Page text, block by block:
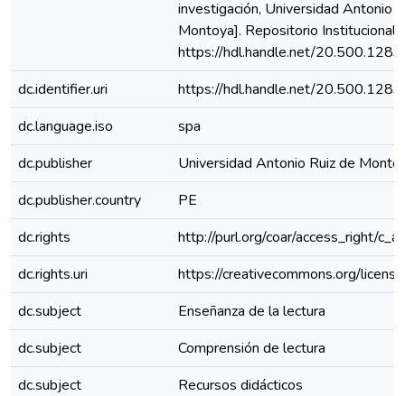
investigación, Universidad Antonio
Montoya]. Repositorio Institucional
https://hdl.handle.net/
dc.identifier.uri
https://hdl.handle.net/
dc.language.iso
spa
dc.publisher
Universidad Antonio Ruiz de
dc.publisher.country
PE
dc.rights
http://purl.org/coar/access_right/
dc.rights.uri
https://creativecommons.org/
dc.subject
Enseñanza de la lectura
dc.subject
Comprensión de lectura
dc.subject
Recursos didácticos